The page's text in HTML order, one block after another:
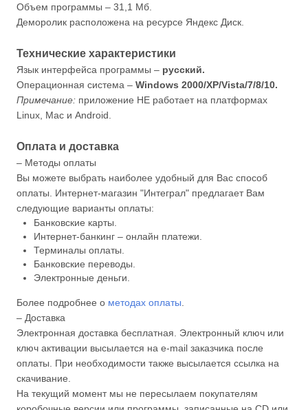
Объем программы – 31,1 Мб.
Деморолик расположена на ресурсе Яндекс Диск.
Технические характеристики
Язык интерфейса программы – русский.
Операционная система – Windows 2000/XP/Vista/7/8/10.
Примечание: приложение НЕ работает на платформах
Linux, Mac и Android.
Оплата и доставка
– Методы оплаты
Вы можете выбрать наиболее удобный для Вас способ
оплаты. Интернет-магазин "Интеграл" предлагает Вам
следующие варианты оплаты:
Банковские карты.
Интернет-банкинг – онлайн платежи.
Терминалы оплаты.
Банковские переводы.
Электронные деньги.
Более подробнее о методах оплаты
– Доставка
Электронная доставка бесплатная. Электронный ключ или
ключ активации высылается на e-mail заказчика после
оплаты. При необходимости также высылается ссылка на
скачивание.
На текущий момент мы не пересылаем покупателям